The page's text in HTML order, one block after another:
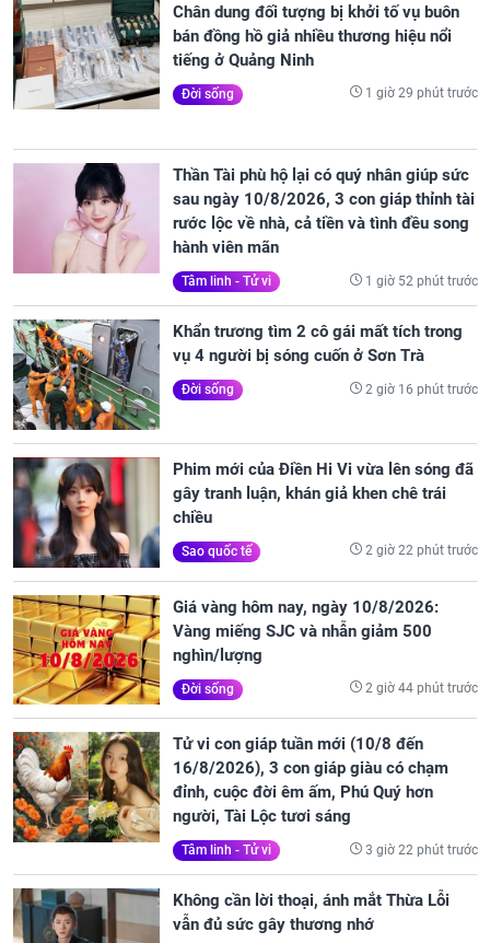
Chân dung đối tượng bị khởi tố vụ buôn
bán đồng hồ giả nhiều thương hiệu nổi
tiếng ở Quảng Ninh
Đời sống 1 giờ 29 phút trước
Thần Tài phù hộ lại có quý nhân giúp sức
sau ngày 10/8/2026, 3 con giáp thỉnh tài
rước lộc về nhà, cả tiền và tình đều song
hành viên mãn
Tâm linh - Tử vi 1 giờ 52 phút trước
Khẩn trương tìm 2 cô gái mất tích trong
vụ 4 người bị sóng cuốn ở Sơn Trà
Đời sống 2 giờ 16 phút trước
Phim mới của Điền Hi Vi vừa lên sóng đã
gây tranh luận, khán giả khen chê trái
chiều
Sao quốc tế 2 giờ 22 phút trước
Giá vàng hôm nay, ngày 10/8/2026:
Vàng miếng SJC và nhẫn giảm 500
nghìn/lượng
Đời sống 2 giờ 44 phút trước
Tử vi con giáp tuần mới (10/8 đến
16/8/2026), 3 con giáp giàu có chạm
đỉnh, cuộc đời êm ấm, Phú Quý hơn
người, Tài Lộc tươi sáng
Tâm linh - Tử vi 3 giờ 22 phút trước
Không cần lời thoại, ánh mắt Thừa Lỗi
vẫn đủ sức gây thương nhớ